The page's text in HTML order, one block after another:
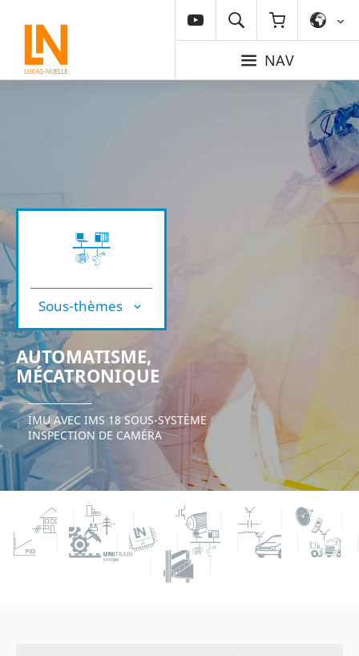
NAV
Sous-thèmes
AUTOMATISME,
MÉCATRONIQUE
IMU AVEC IMS 18 SOUS-SYSTÈME
INSPECTION DE CAMÉRA